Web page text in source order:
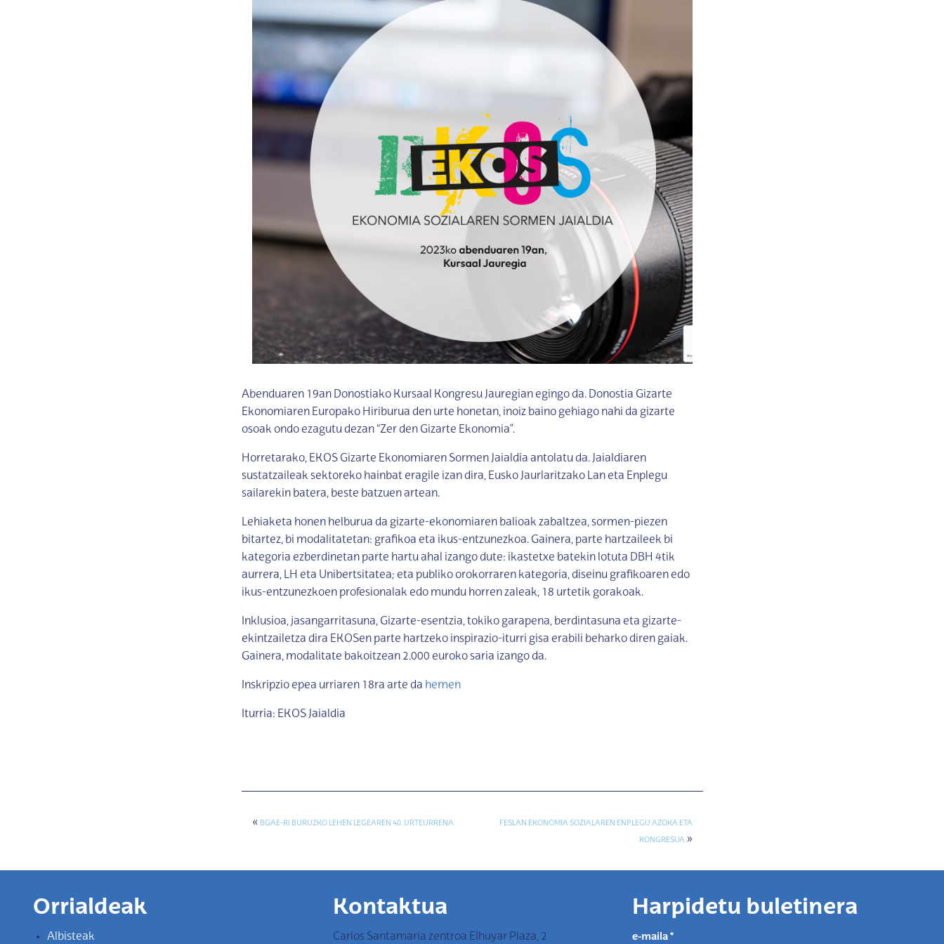
Abenduaren 19an Donostiako Kursaal Kongresu Jauregian egingo da. Donostia Gizarte
Ekonomiaren Europako Hiriburua den urte honetan, inoiz baino gehiago nahi da gizarte
osoak ondo ezagutu dezan “Zer den Gizarte Ekonomia”.
Horretarako, EKOS Gizarte Ekonomiaren Sormen Jaialdia antolatu da. Jaialdiaren
sustatzaileak sektoreko hainbat eragile izan dira, Eusko Jaurlaritzako Lan eta Enplegu
sailarekin batera, beste batzuen artean.
Lehiaketa honen helburua da gizarte-ekonomiaren balioak zabaltzea, sormen-piezen
bitartez, bi modalitatetan: grafikoa eta ikus-entzunezkoa. Gainera, parte hartzaileek bi
kategoria ezberdinetan parte hartu ahal izango dute: ikastetxe batekin lotuta DBH 4tik
aurrera, LH eta Unibertsitatea; eta publiko orokorraren kategoria, diseinu grafikoaren edo
ikus-entzunezkoen profesionalak edo mundu horren zaleak, 18 urtetik gorakoak.
Inklusioa, jasangarritasuna, Gizarte-esentzia, tokiko garapena, berdintasuna eta gizarte-
ekintzailetza dira EKOSen parte hartzeko inspirazio-iturri gisa erabili beharko diren gaiak.
Gainera, modalitate bakoitzean 2.000 euroko saria izango da.
Inskripzio epea urriaren 18ra arte da hemen
Iturria: EKOS Jaialdia
« BGAE-RI BURUZKO LEHEN LEGEAREN 40. URTEURRENA FESLAN EKONOMIA SOZIALAREN ENPLEGU AZOKA ETA
KONGRESUA»
Orrialdeak
Albisteak
Kontaktua
Carlos Santamaria zentroa Elhuyar Plaza, 2
Harpidetu buletinera
e-maila*